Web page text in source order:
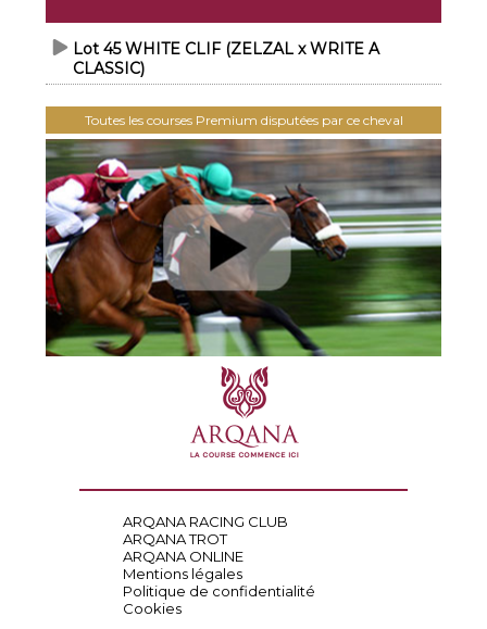
Lot 45 WHITE CLIF (ZELZAL x WRITE A
CLASSIC)
Toutes les courses Premium disputées par ce cheval
ARQANA RACING CLUB
ARQANA TROT
ARQANA ONLINE
Mentions légales
Politique de confidentialité
Cookies